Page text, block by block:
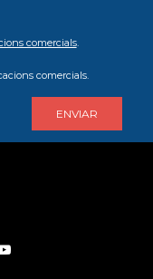
comercials.
comercials.